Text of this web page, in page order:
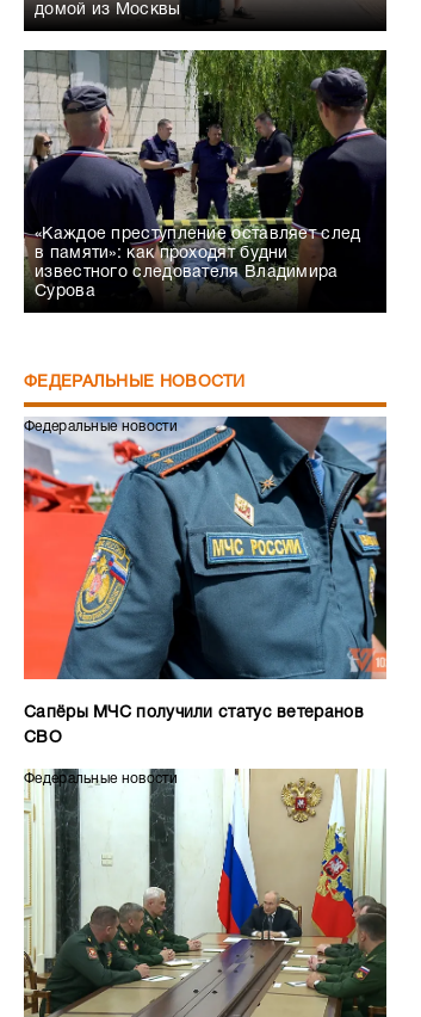
домой из Москвы
«Каждое преступление оставляет след
в памяти»: как проходят будни
известного следователя Владимира
Сурова
ФЕДЕРАЛЬНЫЕ НОВОСТИ
Федеральные новости
Сапёры МЧС получили статус ветеранов
СВО
Федеральные новости